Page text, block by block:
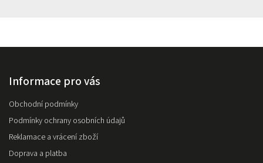
Informace pro vás
Obchodní podmínky
Podmínky ochrany osobních údajů
Reklamace a vrácení zboží
Doprava a platba